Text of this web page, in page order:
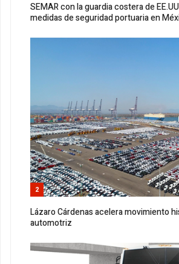
SEMAR con la guardia costera de
medidas de seguridad portuaria en
2
Lázaro Cárdenas acelera movimiento
automotriz